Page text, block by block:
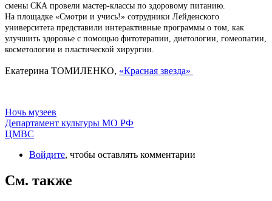
смены СКА провели мастер-классы по здоровому питанию.
На площадке «Смотри и учись!» сотрудники Лейденского
университета представили интерактивные программы о том, как
улучшить здоровье с помощью фитотерапии, диетологии, гомеопатии,
косметологии и пластической хирургии.
Екатерина ТОМИЛЕНКО, «Красная звезда»
Ночь музеев
Департамент культуры МО РФ
ЦМВС
Войдите, чтобы оставлять комментарии
См. также